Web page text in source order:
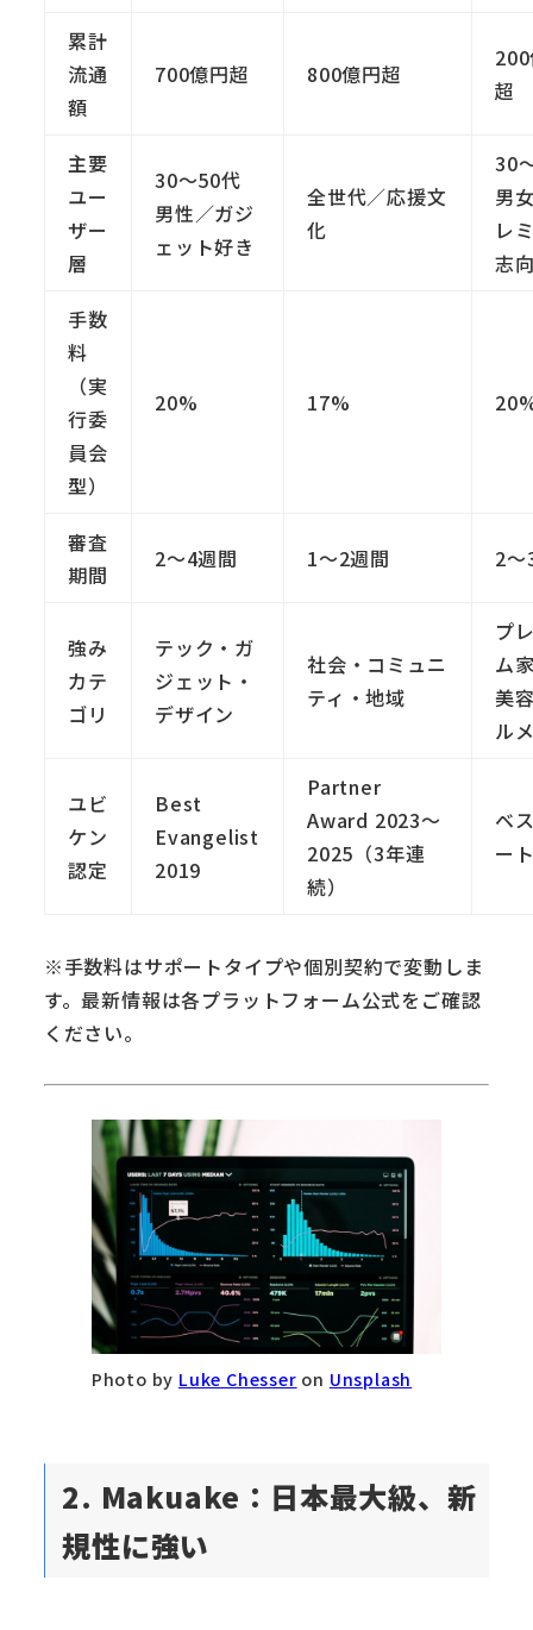
累計
流通
額
700億円超 800億円超
超
主要
ユー
ザー
層
30〜50代
男性／ガジ
ェット好き
全世代／応援文
化
30
男
レ
志
手数
料
（実
行委
員会
型）
20% 17%
審査
期間
2〜4週間 1〜2週間 2〜
強み
カテ
ゴリ
テック・ガ
ジェット・
デザイン
社会・コミュニ
ティ・地域
プ
ム
美
ル
ユビ
ケン
認定
Best
Evangelist
2019
Partner
Award 2023〜
2025（3年連
続）
ベ
ー
※手数料はサポートタイプや個別契約で変動しま
す。最新情報は各プラットフォーム公式をご確認
ください。
Photo by Luke Chesser on Unsplash
2. Makuake：日本最大級、新
規性に強い